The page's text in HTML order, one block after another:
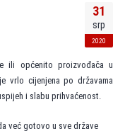
31
srp
2020
ili općenito proizvođača u
vrlo cijenjena po državama
i slabu prihvaćenost.
već gotovo u sve države